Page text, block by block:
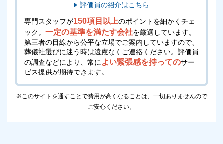
駐車場が完備されております。
ただし、斎場の駐車スペースには限りがあります。
そのため混雑が予想される場合は、車やバスに乗り合
わせてお越しいただくのをおすすめしております。
最寄り駅である吉田口駅からは徒歩で2時間以上かか
るため、自家用車やタクシーを利用してお越しくださ
評価員の紹介はこちら
専門スタッフが150項目以上のポイントを細かくチェ
ック。 一定の基準を満たす会社を厳選しています。
第三者の目線から公平な立場でご案内していますので、
葬儀社選びに迷う時は遠慮なくご連絡ください。 評価員
の調査などにより、常に よい緊張感を持ってのサー
ビス提供が期待できます。
※このサイトを通すことで費用が高くなることは、一切ありませんので
ご安心ください。